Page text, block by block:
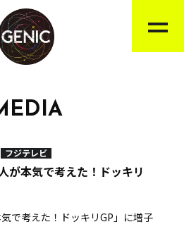
フジテレビ
が本気で考えた！ドッキリ
で考えた！ドッキリGP」に増子